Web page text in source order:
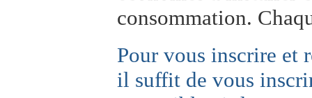
consommation.
Pour vous inscrire et
il suffit de vous